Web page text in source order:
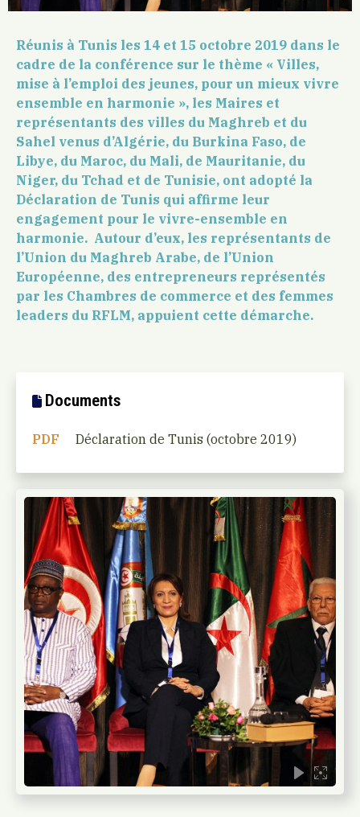
Réunis à Tunis les 14 et 15 octobre 2019 dans le
cadre de la conférence sur le thème « Villes,
mise à l’emploi des jeunes, pour un mieux vivre
ensemble en harmonie », les Maires et
représentants des villes du Maghreb et du
Sahel venus d’Algérie, du Burkina Faso, de
Libye, du Maroc, du Mali, de Mauritanie, du
Niger, du Tchad et de Tunisie, ont adopté la
Déclaration de Tunis qui affirme leur
engagement pour le vivre-ensemble en
harmonie. Autour d’eux, les représentants de
l’Union du Maghreb Arabe, de l’Union
Européenne, des entrepreneurs représentés
par les Chambres de commerce et des femmes
leaders du RFLM, appuient cette démarche.
Documents
PDF Déclaration de Tunis (octobre 2019)